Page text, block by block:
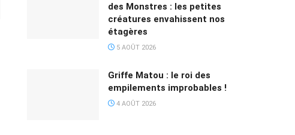
des Monstres : les petites
créatures envahissent nos
étagères
5 AOÛT 2026
Griffe Matou : le roi des
empilements improbables !
4 AOÛT 2026